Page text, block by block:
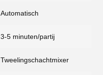
Automatisch
3-5 minuten/partij
Tweelingschachtmixer